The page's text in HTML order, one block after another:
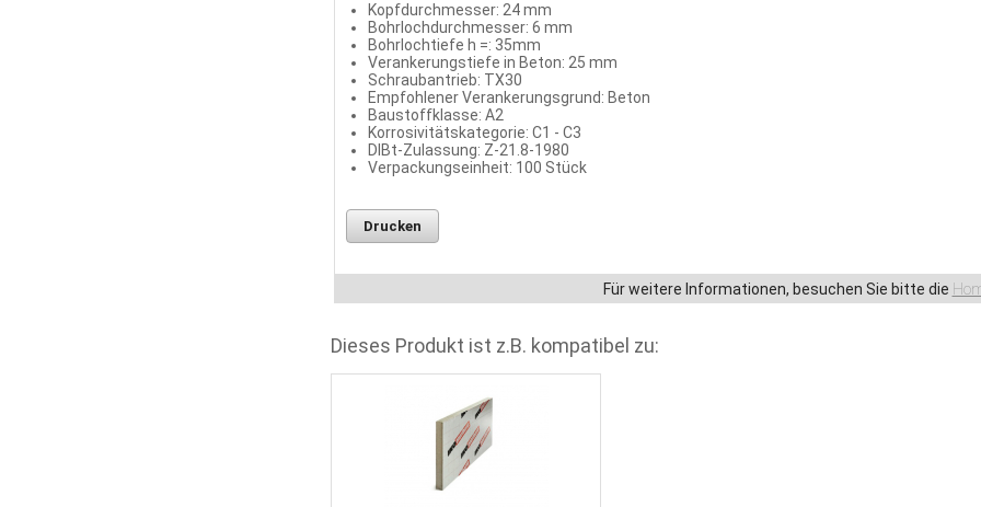
Kopfdurchmesser: 24 mm
Bohrlochdurchmesser: 6 mm
Bohrlochtiefe h =: 35mm
Verankerungstiefe in Beton: 25 mm
Schraubantrieb: TX30
Empfohlener Verankerungsgrund: Beton
Baustoffklasse: A2
Korrosivitätskategorie: C1 - C3
DIBt-Zulassung: Z-21.8-1980
Verpackungseinheit: 100 Stück
Drucken
Für weitere Informationen, besuchen Sie bitte die
Dieses Produkt ist z.B. kompatibel zu: